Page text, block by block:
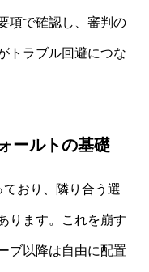
項で確認し、審判の
トラブル回避につな
ールトの基礎
おり、隣り合う選
ります。これを崩す
ブ以降は自由に配置